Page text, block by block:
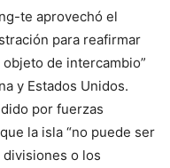
te aprovechó el
para reafirmar
de intercambio”
y Estados Unidos.
por fuerzas
la isla “no puede ser
o los